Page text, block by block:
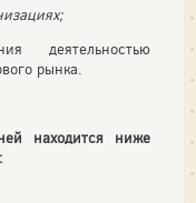
деятельностью
рынка.
находится ниже